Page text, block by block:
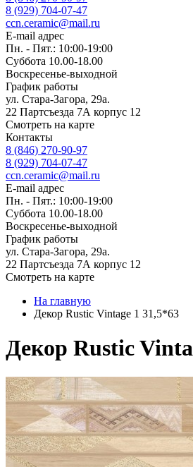
8 (929) 704-07-47
ccn.ceramic@mail.ru
E-mail адрес
Пн. - Пят.: 10:00-19:00
Суббота 10.00-18.00
Воскресенье-выходной
График работы
ул. Стара-Загора, 29а.
22 Партсъезда 7А корпус 12
Смотреть на карте
Контакты
8 (846) 270-90-97
8 (929) 704-07-47
ccn.ceramic@mail.ru
E-mail адрес
Пн. - Пят.: 10:00-19:00
Суббота 10.00-18.00
Воскресенье-выходной
График работы
ул. Стара-Загора, 29а.
22 Партсъезда 7А корпус 12
Смотреть на карте
На главную
Декор Rustic Vintage 1 31,5*63
Декор Rustic